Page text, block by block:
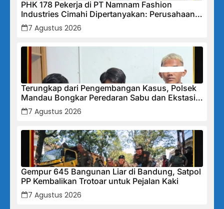
PHK 178 Pekerja di PT Namnam Fashion
Industries Cimahi Dipertanyakan: Perusahaan
Klaim Rugi, Laporan Keuangan Justru
Tunjukkan Penurunan Laba.
7 Agustus 2026
Terungkap dari Pengembangan Kasus, Polsek
Mandau Bongkar Peredaran Sabu dan Ekstasi
di Air Jamban, Tiga Pelaku Diamankan
7 Agustus 2026
Gempur 645 Bangunan Liar di Bandung, Satpol
PP Kembalikan Trotoar untuk Pejalan Kaki
7 Agustus 2026